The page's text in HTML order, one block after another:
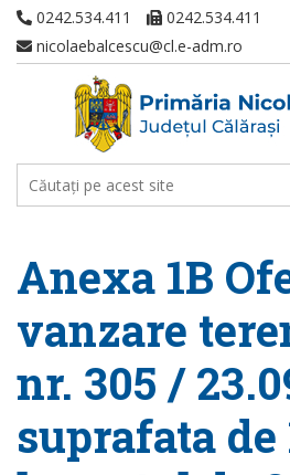
0242.534.411
0242.534.411
nicolaebalcescu@cl.e-adm.ro
Anexa 1B
vanzare
nr. 305 /
suprafata de